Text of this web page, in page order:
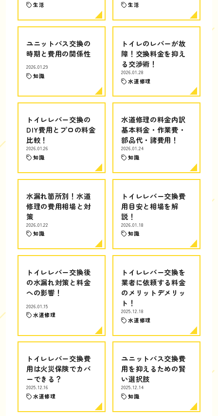
生活 生活
ユニットバス交換の
時期と費用の関係性
2026.01.29
知識
トイレのレバーが故
障！交換料金を抑え
る交渉術！
2026.01.28
水道修理
トイレレバー交換の
DIY費用とプロの料金
比較！
2026.01.26
知識
水道修理の料金内訳
基本料金・作業費・
部品代・諸費用！
2026.01.24
知識
水漏れ箇所別！水道
修理の費用相場と対
策
2026.01.22
知識
トイレレバー交換費
用目安と相場を解
説！
2026.01.18
知識
トイレレバー交換後
の水漏れ対策と料金
への影響！
2026.01.15
水道修理
トイレレバー交換を
業者に依頼する料金
のメリットデメリッ
ト！
2025.12.18
水道修理
トイレレバー交換費
用は火災保険でカバ
ーできる？
2025.12.16
水道修理
ユニットバス交換費
用を抑えるための賢
い選択肢
2025.12.14
知識